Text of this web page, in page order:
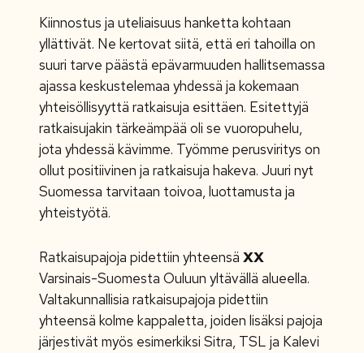
Kiinnostus ja uteliaisuus hanketta kohtaan
yllättivät. Ne kertovat siitä, että eri tahoilla on
suuri tarve päästä epävarmuuden hallitsemassa
ajassa keskustelemaa yhdessä ja kokemaan
yhteisöllisyyttä ratkaisuja esittäen. Esitettyjä
ratkaisujakin tärkeämpää oli se vuoropuhelu,
jota yhdessä kävimme. Työmme perusviritys on
ollut positiivinen ja ratkaisuja hakeva. Juuri nyt
Suomessa tarvitaan toivoa, luottamusta ja
yhteistyötä.
Ratkaisupajoja pidettiin yhteensä XX
Varsinais-Suomesta Ouluun yltävällä alueella.
Valtakunnallisia ratkaisupajoja pidettiin
yhteensä kolme kappaletta, joiden lisäksi pajoja
järjestivät myös esimerkiksi Sitra, TSL ja Kalevi